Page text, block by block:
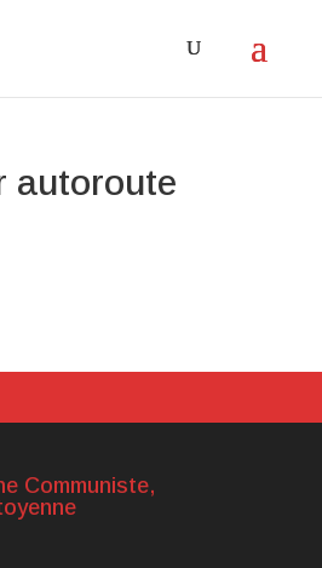
autoroute
Communiste,